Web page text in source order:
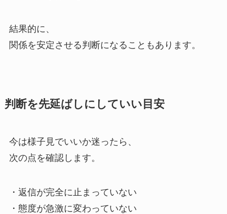
結果的に、
関係を安定させる判断になることもあります。
判断を先延ばしにしていい目安
今は様子見でいいか迷ったら、
次の点を確認します。
・返信が完全に止まっていない
・態度が急激に変わっていない